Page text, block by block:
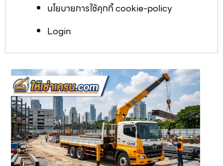
นโยบายการใช้คุกกี้ cookie-policy
Login